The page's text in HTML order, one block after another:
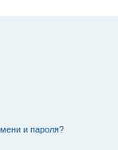
и пароля?